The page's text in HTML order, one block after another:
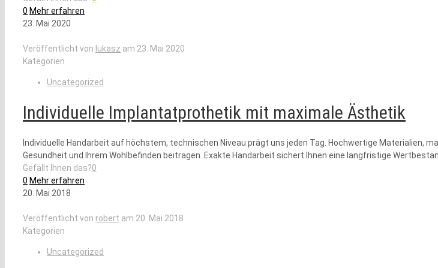
0 Mehr erfahren
23. Mai 2020
Veröffentlicht von lukasz am 23. Mai 2020
Kategorien
Uncategorized
Individuelle Implantatprothetik mit maximale Ästhetik
Individuelle Handarbeit auf höchstem, technischen Niveau prägt uns jeden Tag. Hochwertige Materialien,
Gesundheit und Ihrem Wohlbefinden beitragen. Exakte Handarbeit sichert Ihnen eine langfristige
Gefällt Ihnen das?0
0 Mehr erfahren
20. Mai 2018
Veröffentlicht von robert am 20. Mai 2018
Kategorien
Uncategorized